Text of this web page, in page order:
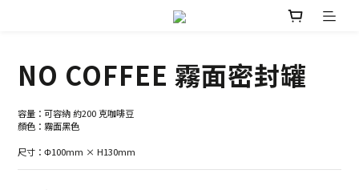
NO COFFEE 霧面密封罐
容量：可容納 約200 克咖啡豆
顏色：霧面黑色
尺寸：Φ100mm × H130mm